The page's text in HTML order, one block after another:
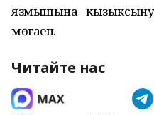
язмышына
мөгаен.
Читайте нас